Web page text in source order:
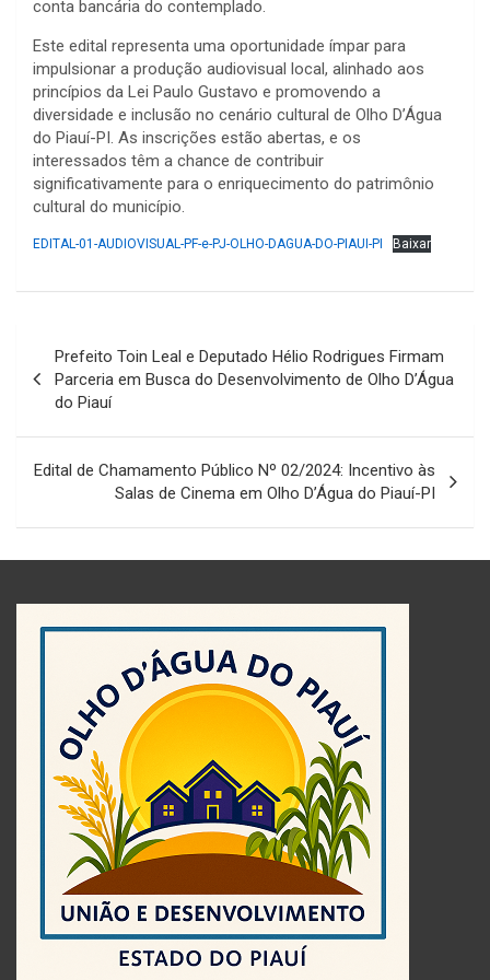
conta bancária do contemplado.
Este edital representa uma oportunidade ímpar para
impulsionar a produção audiovisual local, alinhado aos
princípios da Lei Paulo Gustavo e promovendo a
diversidade e inclusão no cenário cultural de Olho D’Água
do Piauí-PI. As inscrições estão abertas, e os
interessados têm a chance de contribuir
significativamente para o enriquecimento do patrimônio
cultural do município.
EDITAL-01-AUDIOVISUAL-PF-e-PJ-OLHO-DAGUA-DO-PIAUI-PI Baixar
de
Post
Prefeito Toin Leal e Deputado Hélio Rodrigues Firmam
Parceria em Busca do Desenvolvimento de Olho D’Água
do Piauí
Edital de Chamamento Público Nº 02/2024: Incentivo às
Salas de Cinema em Olho D’Água do Piauí-PI